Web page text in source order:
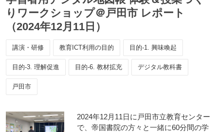
りワークショップ＠戸田市 レポート
（2024年12月11日）
講演・研修 教育ICT利用の目的 目的-1. 興味喚起
目的-3. 理解促進 目的-6. 教材拡充 デジタル教科書
戸田市
2024年12月11日に戸田市立教育センター
で、帝国書院の方々と一緒に60分間の学